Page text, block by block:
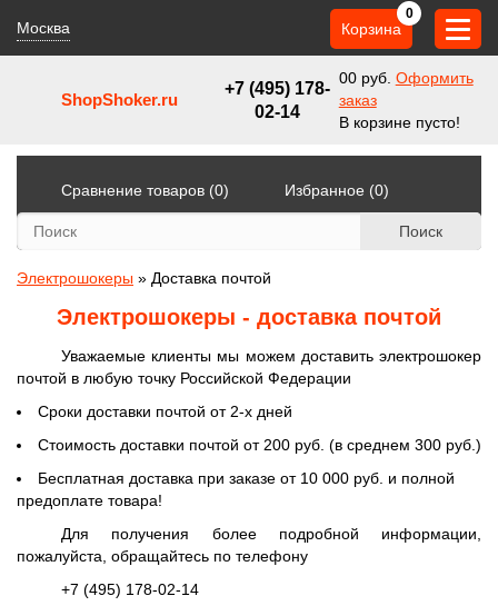
Москва Корзина
0
ShopShoker.ru
+7 (495) 178-
02-14
00 руб. Оформить
заказ
В корзине пусто!
Сравнение товаров (0) Избранное (0)
Поиск
Электрошокеры » Доставка почтой
Электрошокеры - доставка почтой
Уважаемые клиенты мы можем доставить электрошокер
почтой в любую точку Российской Федерации
Сроки доставки почтой от 2-х дней
Стоимость доставки почтой от 200 руб. (в среднем 300 руб.)
Бесплатная доставка при заказе от 10 000 руб. и полной
предоплате товара!
Для получения более подробной информации,
пожалуйста, обращайтесь по телефону
+7 (495) 178-02-14